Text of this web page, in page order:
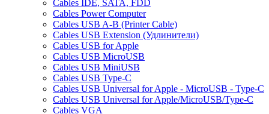
Cables IDE, SATA, FDD
Cables Power Computer
Cables USB A-B (Printer Cable)
Cables USB Extension (Удлинители)
Cables USB for Apple
Cables USB MicroUSB
Cables USB MiniUSB
Cables USB Type-C
Cables USB Universal for Apple - MicroUSB - Type-C
Cables USB Universal for Apple/MicroUSB/Type-C
Cables VGA